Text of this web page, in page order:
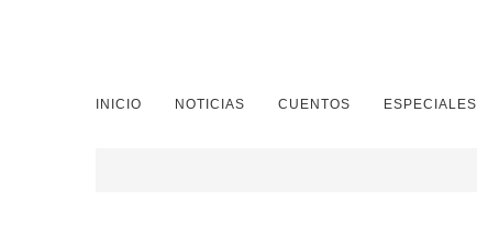
INICIO NOTICIAS CUENTOS ESPECIALES